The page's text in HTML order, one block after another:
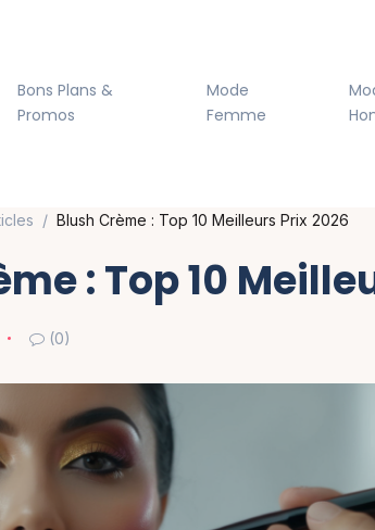
Bons Plans &
Promos
Mode
Femme
Blush Crème : Top 10 Meilleurs Prix 2026
: Top 10
(0)